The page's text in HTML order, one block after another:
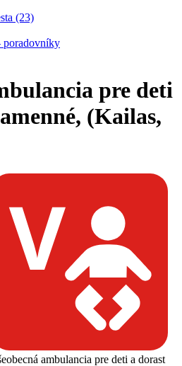
(23)
poradovníky
pre deti
(Kailas,
ambulancia pre deti a dorast